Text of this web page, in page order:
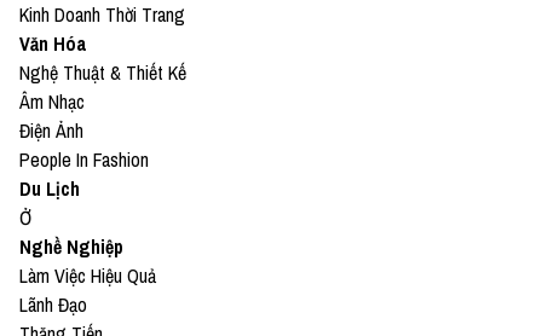
Kinh Doanh Thời Trang
Văn Hóa
Nghệ Thuật & Thiết Kế
Âm Nhạc
Điện Ảnh
People In Fashion
Du Lịch
Ở
Nghề Nghiệp
Làm Việc Hiệu Quả
Lãnh Đạo